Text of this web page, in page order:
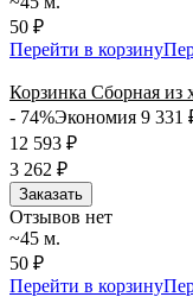
50 ₽
Перейти в корзину
Корзинка Сборная из
- 74%Экономия 9 331
12 593 ₽
3 262 ₽
Заказать
Отзывов нет
~45 м.
50 ₽
Перейти в корзину